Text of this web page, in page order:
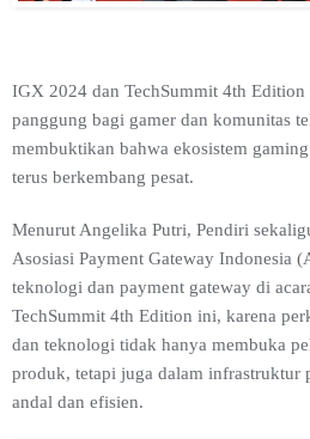
IGX 2024 dan TechSummit 4th
panggung bagi gamer dan komunitas
membuktikan bahwa ekosistem
terus berkembang pesat.
Menurut Angelika Putri, Pendiri
Asosiasi Payment Gateway Indonesia
teknologi dan payment gateway di
TechSummit 4th Edition ini, karena
dan teknologi tidak hanya membuka
produk, tetapi juga dalam infrastruktur
andal dan efisien.